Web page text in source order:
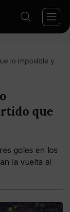
lo imposible y
que
goles en los
la vuelta al